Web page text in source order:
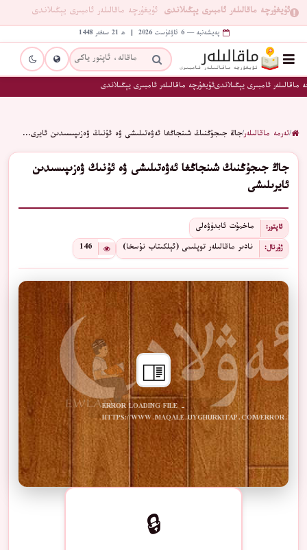
ئۇيغۇرچە ماقالىلەر ئامبىرى يېڭىلاندى ئۇيغۇرچە ماقالىلەر ئامبىرى يېڭىلاندى
پەيشەنبە — 6 ئاۋغۇست 2026 | ھ 21 سەفەر 1448
ماقالىلەر ئامبىرى يېڭىلاندىئۇيغۇرچە ماقالىلەر ئامبىرى يېڭىلاندى
/تەرمە ماقالىلەر/جاڭ جىجۇڭنىڭ شىنجاڭغا ئەۋەتىلىشى ۋە ئۇنىڭ ۋەزىپىسىدىن ئايرى…
جاڭ جىجۇڭنىڭ شىنجاڭغا ئەۋەتىلىشى ۋە ئۇنىڭ ۋەزىپىسىدىن
ئايرىلىشى
ئاپتور: ماخمۇت ئابدۈۋەلى
ژۇرنال: نادىر ماقالىلەر توپلىمى (ئېلكىتاب نۇسخا) 146
ERROR LOADING FILE -
HTTPS://WWW.MAQALE.UYGHURKITAP.COM/ERROR.PDF
🔒